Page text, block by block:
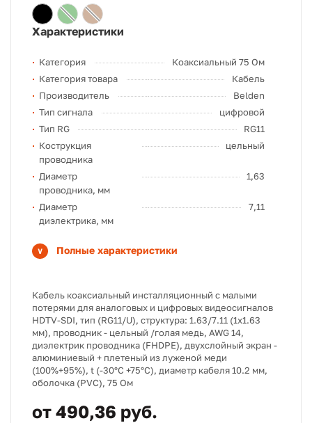
Характеристики
Категория
Коаксиальный 75 Ом
Категория товара
Кабель
Производитель
Belden
Тип сигнала
цифровой
Тип RG
RG11
Кострукция
проводника
цельный
Диаметр
проводника, мм
1,63
Диаметр
диэлектрика, мм
7,11
Полные характеристики
Кабель коаксиальный инсталляционный c малыми
потерями для аналоговых и цифровых видеосигналов
HDTV-SDI, тип (RG11/U), структура: 1.63/7.11 (1х1.63
мм), проводник - цельный /голая медь, AWG 14,
диэлектрик проводника (FHDPE), двухслойный экран -
алюминиевый + плетеный из луженой меди
(100%+95%), t (-30°C +75°C), диаметр кабеля 10.2 мм,
оболочка (PVC), 75 Ом
от 490,36 руб.